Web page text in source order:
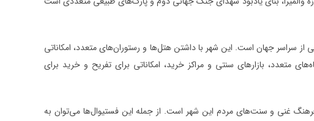
از سراسر جهان است. این شهر با داشتن هتل‌ها و رستوران‌های متعدد، امکاناتی
متعدد، بازارهای سنتی و مراکز خرید، امکاناتی برای تفریح و خرید برای
غنی و سنت‌های مردم این شهر است. از جمله این فستیوال‌ها می‌توان به